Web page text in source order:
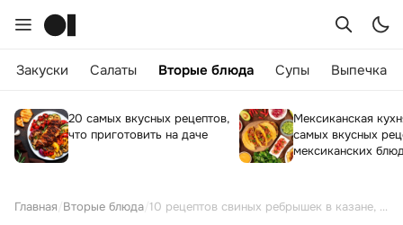
Закуски Салаты Вторые блюда Супы Выпечка
20 самых вкусных рецептов,
что приготовить на даче
Мексиканская
самых вкусных
мексиканских
Главная Вторые блюда 10 рецептов свиных ребрышек в казане, чтобы порадовать семью